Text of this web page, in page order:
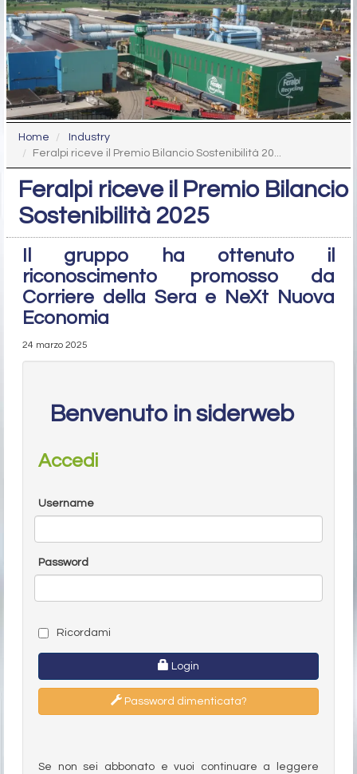
Home
Industry
Feralpi riceve il Premio Bilancio Sostenibilità 20...
Feralpi riceve il Premio Bilancio
Sostenibilità 2025
Il gruppo ha ottenuto il
riconoscimento promosso da
Corriere della Sera e NeXt Nuova
Economia
24 marzo 2025
Benvenuto in siderweb
Accedi
Username
Password
Ricordami
Login
Password dimenticata?
Se non sei abbonato e vuoi continuare a leggere